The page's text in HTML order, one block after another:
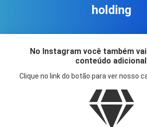
holding
No Instagram você também
conteúdo
Clique no link do botão para ver nosso